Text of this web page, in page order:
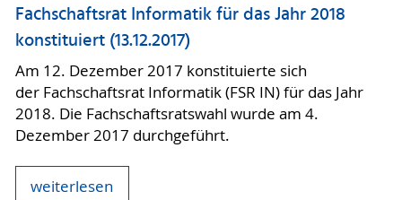
Fachschaftsrat Informatik für das Jahr 2018
konstituiert (13.12.2017)
Am 12. Dezember 2017 konstituierte sich
der Fachschaftsrat Informatik (FSR IN) für das Jahr
2018. Die Fachschaftsratswahl wurde am 4.
Dezember 2017 durchgeführt.
weiterlesen